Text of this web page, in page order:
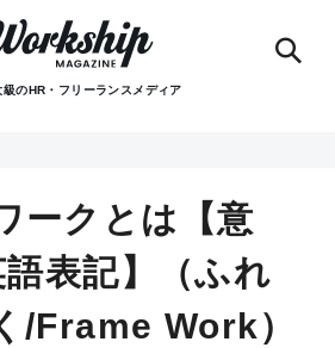
級のHR・フリーランスメディア
ークとは【意
表記】（ふれ
/Frame Work）